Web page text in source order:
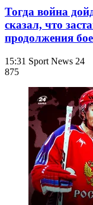
Тогда война
сказал, что
продолжения
15:31 Sport News 24
875